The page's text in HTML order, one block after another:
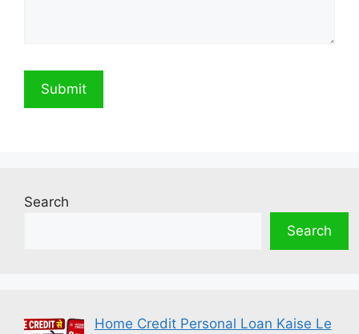
Search
Search
Home Credit Personal Loan Kaise Le